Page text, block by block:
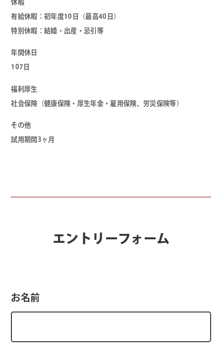
休暇
有給休暇：初年度10日（最高40日）
特別休暇：結婚・出産・忌引等
年間休日
107日
福利厚生
社会保険（健康保険・厚生年金・雇用保険、労災保険等）
その他
試用期間3ヶ月
エントリーフォーム
お名前